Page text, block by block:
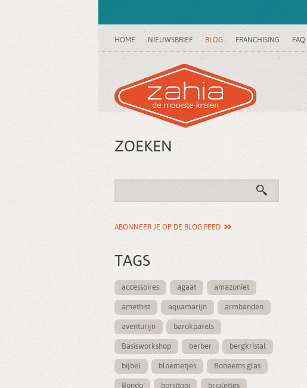
HOME NIEUWSBRIEF BLOG FRANCHISING FAQ
ZOEKEN
ABONNEER JE OP DE BLOG FEED
TAGS
accessoires agaat amazoniet
amethist aquamarijn armbanden
aventurijn barokparels
Basisworkshop berber bergkristal
bijbel bloemetjes Boheems glas
Bondo borsttooi briolettes